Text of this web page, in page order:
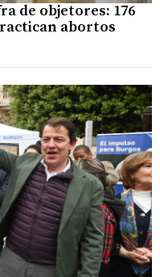
de objetores: 176
abortos